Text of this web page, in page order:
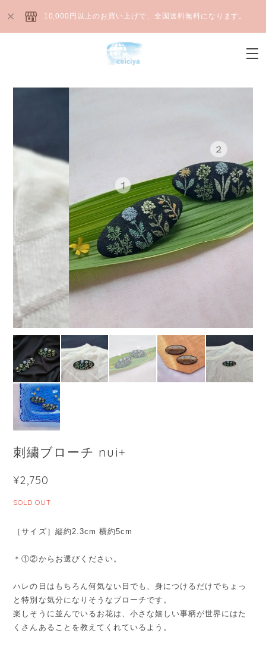
10,000円以上のお買い上げで、全国送料無料になります。
刺繍ブローチ nui+
¥2,750
SOLD OUT
［サイズ］縦約2.3cm 横約5cm
＊①②からお選びください。
ハレの日はもちろん何気ない日でも、身につけるだけでちょっ
と特別な気分になりそうなブローチです。
楽しそうに並んでいるお花は、小さな嬉しい事柄が世界にはた
くさんあることを教えてくれているよう。